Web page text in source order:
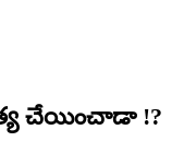
చేయించాడా !?